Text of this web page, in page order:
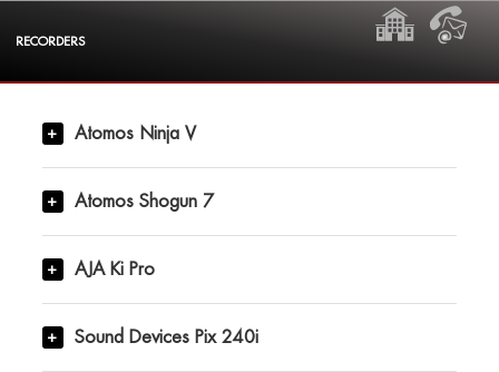
RECORDERS
Atomos Ninja V
Atomos Shogun 7
AJA Ki Pro
Sound Devices Pix 240i
HOME